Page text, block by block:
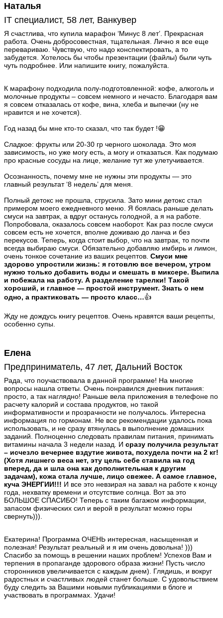
Наталья
IT специалист, 58 лет, Ванкувер
Я счастлива, что купила марафон ‘Минус 8 лет’. Прекрасная
работа. Очень добросовестная, тщательная. Лично я все еще
перевариваю. Чувствую, что надо конспектировать, а то
забудется. Хотелось бы чтобы презентации (файлы) были чуть
чуть подробнее. Или напишите книгу, пожалуйста.
К марафону подходила полу-подготовленной: кофе, алкоголь и
молочные продукты – совсем немного и нечасто. Благодаря вам
я совсем отказалась от кофе, вина, хлеба и выпечки (ну не
нравится и не хочется).
Год назад бы мне кто-то сказал, что так будет !😁
Сладкое: фрукты или 20-30 гр черного шоколада. Это моя
зависимость, но уже могу есть, а могу и отказаться. Как подумаю
про красные сосуды на лице, желание тут же улетучивается.
Осознанность, почему мне не нужны эти продукты — это
главный результат ‘8 недель’ для меня.
Полный детокс не прошла, струсила. Зато мини детокс стал
примером моего ежедневного меню. Я боялась раньше делать
смуси на завтрак, а вдруг останусь голодной, а я на работе.
Попробовала, оказалось совсем наоборот. Как раз после смуси
совсем есть не хочется, вполне доживаю до ланча и без
перекусов. Теперь, когда стоит выбор, что на завтрак, то почти
всегда выбираю смуси. Обязательно добавляю имбирь и лимон,
очень тонкое сочетание из ваших рецептов. Смуси мне
здорово упростили жизнь: я готовлю все вечером, утром
нужно только добавить воды и смешать в миксере. Выпила
и побежала на работу. А разделение тарелки! Такой
хороший, и главное — простой инструмент. Знать о нем
одно, а практиковать — просто класс…👍
Жду не дождусь книгу рецептов. Очень нравятся ваши рецепты,
особенно супы.
Елена
Предприниматель, 47 лет, Дальний Восток
Рада, что поучаствовала в данной программе! На многие
вопросы нашла ответы. Очень понравился дневник питания:
просто, а так наглядно! Раньше вела приложения в телефоне по
расчету калорий и состава продуктов, но такой
информативности и прозрачности не получалось. Интересна
информация по гормонам. Не все рекомендации удалось пока
использовать, и не сразу втянулась в выполнение домашних
заданий. Полноценно следовать правилам питания, принимать
витамины начала 3 недели назад. И сразу получила результат
– исчезло вечернее вздутие живота, похудела почти на 2 кг!
(Хотя лишнего веса нет, эту цель себе ставила на год
вперед, да и шла она как дополнительная к другим
задачам), кожа стала лучше, лицо свежее. А самое главное,
куча ЭНЕРГИИ!!! И все это невзирая на завал на работе к концу
года, нехватку времени и отсутствие солнца. Вот за это
БОЛЬШОЕ СПАСИБО! Теперь с таким багажом информации,
запасом физических сил и верой в результат можно горы
свернуть))).
Екатерина! Программа ОЧЕНЬ интересная, насыщенная и
полезная! Результат реальный и я им очень довольна! )))
Спасибо за помощь в решении наших проблем! Успехов Вам и
терпения в пропаганде здорового образа жизни! Пусть число
сторонников увеличивается с каждым днем). Глядишь, и вокруг
радостных и счастливых людей станет больше. С удовольствием
буду следить за Вашими новыми публикациями в блоге и
участвовать в программах. Удачи!